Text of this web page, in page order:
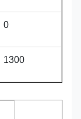
0
1300